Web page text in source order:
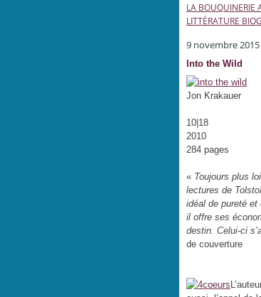
LA BOUQUINERIE
LITTÉRATURE
9 novembre 2015
Into the Wild
Jon Krakauer
10|18
2010
284 pages
« Toujours plus
lectures de
idéal de pureté et
il offre ses
destin. Celui-ci
de couverture